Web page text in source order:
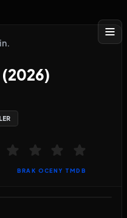
BRAK OCENY TMDB